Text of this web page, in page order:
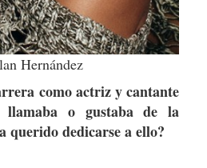
Hernández
como actriz y cantante
o gustaba de la
querido dedicarse a ello?